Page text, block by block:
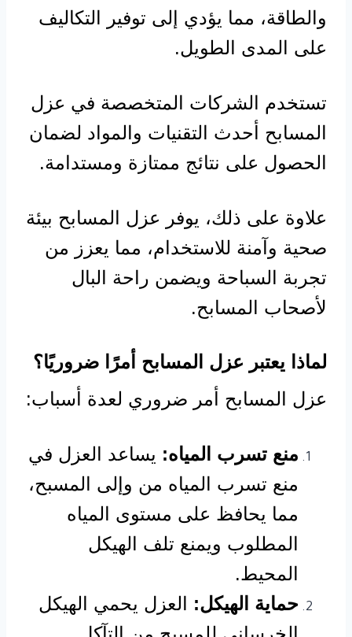
والطاقة، مما يؤدي إلى توفير التكاليف
على المدى الطويل.
تستخدم الشركات المتخصصة في عزل
المسابح أحدث التقنيات والمواد لضمان
الحصول على نتائج ممتازة ومستدامة.
علاوة على ذلك، يوفر عزل المسابح بيئة
صحية وآمنة للاستخدام، مما يعزز من
تجربة السباحة ويضمن راحة البال
لأصحاب المسابح.
لماذا يعتبر عزل المسابح أمرًا ضروريًا؟
عزل المسابح أمر ضروري لعدة أسباب:
منع تسرب المياه: يساعد العزل في
منع تسرب المياه من وإلى المسبح،
مما يحافظ على مستوى المياه
المطلوب ويمنع تلف الهيكل
المحيط.
حماية الهيكل: العزل يحمي الهيكل